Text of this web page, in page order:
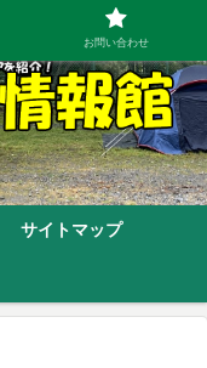
サイトマップ
お問い合わせ